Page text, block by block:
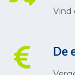
Vind
De